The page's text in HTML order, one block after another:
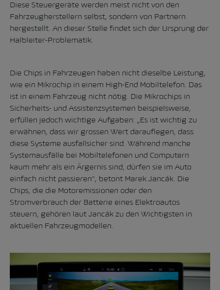
Diese Steuergeräte werden meist nicht von den
Fahrzeugherstellern selbst, sondern von Partnern
hergestellt. An dieser Stelle findet sich der Ursprung der
Halbleiter-Problematik.
Die Chips in Fahrzeugen haben nicht dieselbe Leistung,
wie ein Mikrochip in einem High-End Mobiltelefon. Das
ist in einem Fahrzeug nicht nötig. Die Mikrochips in
Sicherheits- und Assistenzsystemen beispielsweise,
erfüllen jedoch wichtige Aufgaben: „Es ist wichtig zu
erwähnen, dass wir grossen Wert darauflegen, dass
diese Systeme ausfallsicher sind. Während manche
Systemausfälle bei Mobiltelefonen und Computern
kaum mehr als ein Ärgernis sind, dürfen sie im Auto
einfach nicht passieren“, betont Marek Jancák. Die
Chips, die die Motoremissionen oder den
Stromverbrauch der Batterie eines Elektroautos
steuern, gehören laut Jancák zu den Wichtigsten in
aktuellen Fahrzeugmodellen.